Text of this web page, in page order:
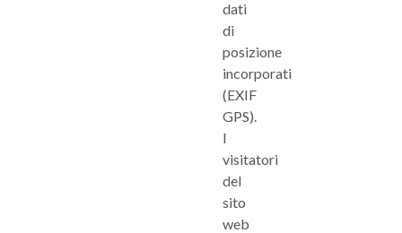
dati
di
posizione
incorporati
(EXIF
GPS).
I
visitatori
del
sito
web